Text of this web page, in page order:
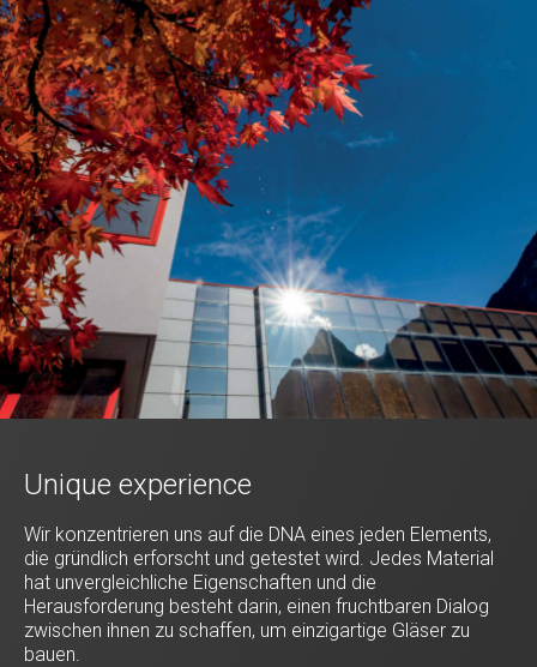
Unique experience
Wir konzentrieren uns auf die DNA eines jeden Elements,
die gründlich erforscht und getestet wird. Jedes Material
hat unvergleichliche Eigenschaften und die
Herausforderung besteht darin, einen fruchtbaren Dialog
zwischen ihnen zu schaffen, um einzigartige Gläser zu
bauen.